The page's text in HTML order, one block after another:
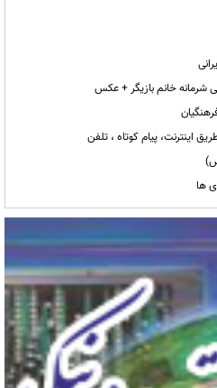
شرمانه خانم بازیگر + عکس
اینترنت، پیام کوتاه ، تلفن
ها